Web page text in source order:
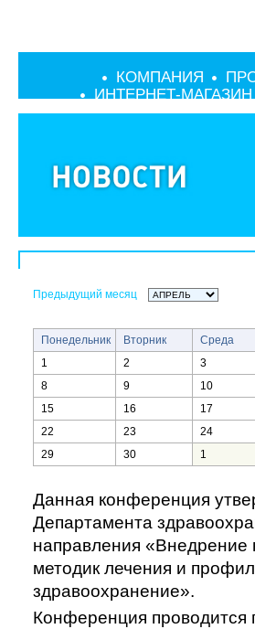
КОМПАНИЯ
ИНТЕРНЕТ-МАГАЗИН
Предыдущий месяц
Понедельник Вторник Среда
1
2 3
8
9 10
15
16 17
22
23 24
29
30 1
Данная конференция
Департамента
направления «Внедрение
методик лечения и
здравоохранение».
Конференция проводится